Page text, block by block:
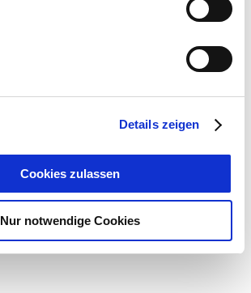
Details zeigen
Cookies zulassen
Nur notwendige Cookies